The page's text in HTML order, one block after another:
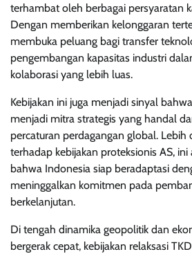
terhambat oleh berbagai persyaratan
Dengan memberikan kelonggaran
membuka peluang bagi transfer
pengembangan kapasitas industri
kolaborasi yang lebih luas.
Kebijakan ini juga menjadi sinyal
menjadi mitra strategis yang handal
percaturan perdagangan global. Lebih
terhadap kebijakan proteksionis AS,
bahwa Indonesia siap beradaptasi
meninggalkan komitmen pada
berkelanjutan.
Di tengah dinamika geopolitik dan
bergerak cepat, kebijakan relaksasi